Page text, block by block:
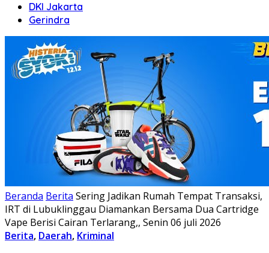
DKI Jakarta
Gerindra
Beranda Berita Sering Jadikan Rumah Tempat Transaksi,
IRT di Lubuklinggau Diamankan Bersama Dua Cartridge
Vape Berisi Cairan Terlarang,, Senin 06 juli 2026
Berita, Daerah, Kriminal